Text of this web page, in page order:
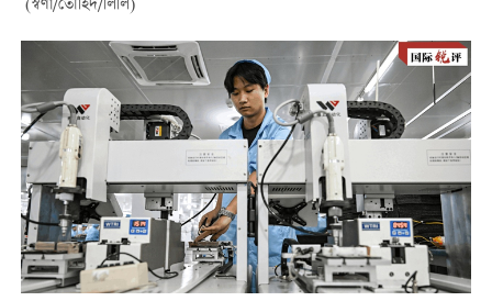
(স্বর্ণা/তৌহিদ/লিলি)